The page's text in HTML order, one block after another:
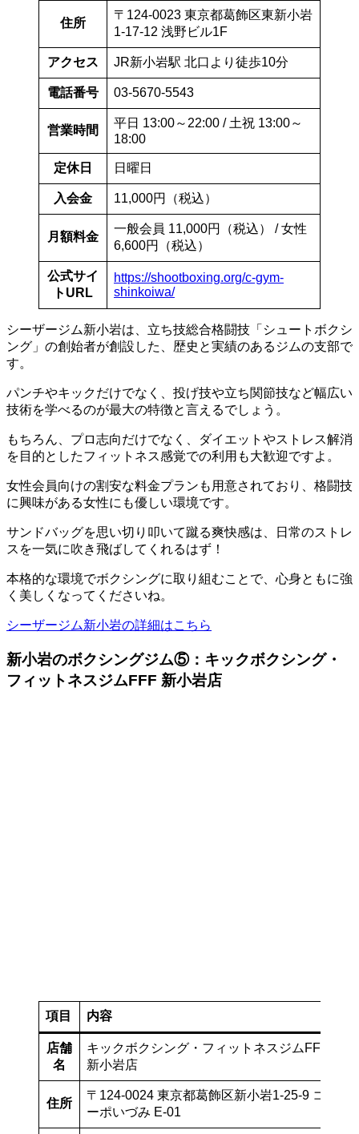
住所
〒124-0023 東京都葛飾区東新小岩
1-17-12 浅野ビル1F
アクセス JR新小岩駅 北口より徒歩10分
電話番号 03-5670-5543
営業時間
平日 13:00～22:00 / 土祝 13:00～
18:00
定休日 日曜日
入会金 11,000円（税込）
月額料金
一般会員 11,000円（税込） / 女性
6,600円（税込）
公式サイ
トURL
https://shootboxing.org/c-gym-
shinkoiwa/
シーザージム新小岩は、立ち技総合格闘技「シュートボクシ
ング」の創始者が創設した、歴史と実績のあるジムの支部で
す。
パンチやキックだけでなく、投げ技や立ち関節技など幅広い
技術を学べるのが最大の特徴と言えるでしょう。
もちろん、プロ志向だけでなく、ダイエットやストレス解消
を目的としたフィットネス感覚での利用も大歓迎ですよ。
女性会員向けの割安な料金プランも用意されており、格闘技
に興味がある女性にも優しい環境です。
サンドバッグを思い切り叩いて蹴る爽快感は、日常のストレ
スを一気に吹き飛ばしてくれるはず！
本格的な環境でボクシングに取り組むことで、心身ともに強
く美しくなってくださいね。
シーザージム新小岩の詳細はこちら
新小岩のボクシングジム⑤：キックボクシング・
フィットネスジムFFF 新小岩店
項目 内容
店舗
名
キックボクシング・フィットネスジムFFF
新小岩店
住所
〒124-0024 東京都葛飾区新小岩1-25-9 コ
ーポいづみ E-01